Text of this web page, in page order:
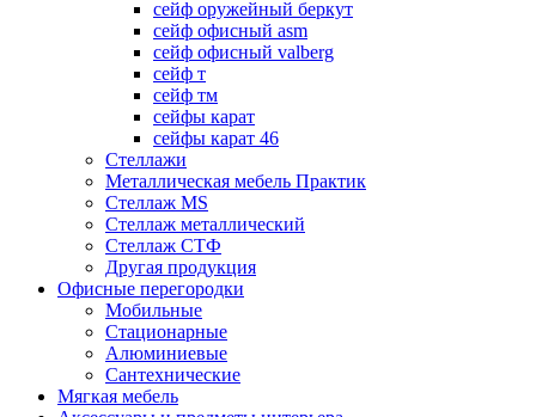
сейф оружейный беркут
сейф офисный asm
сейф офисный valberg
сейф т
сейф тм
сейфы карат
сейфы карат 46
Стеллажи
Металлическая мебель Практик
Стеллаж MS
Стеллаж металлический
Стеллаж СТФ
Другая продукция
Офисные перегородки
Мобильные
Стационарные
Алюминиевые
Сантехнические
Мягкая мебель